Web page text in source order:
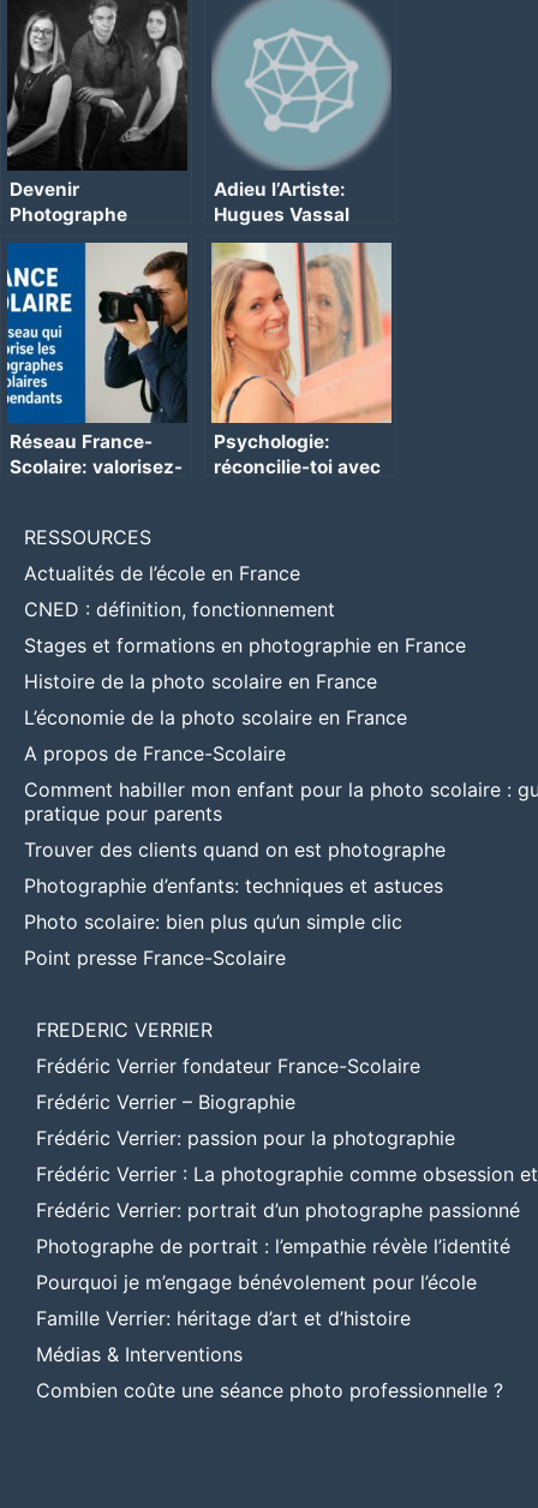
Devenir
Photographe
Adieu l’Artiste:
Hugues Vassal
Réseau France-
Scolaire: valorisez-
Psychologie:
réconcilie-toi avec
RESSOURCES
Actualités de l’école en France
CNED : définition, fonctionnement
Stages et formations en photographie en France
Histoire de la photo scolaire en France
L’économie de la photo scolaire en France
A propos de France-Scolaire
Comment habiller mon enfant pour la photo scolaire :
pratique pour parents
Trouver des clients quand on est photographe
Photographie d’enfants: techniques et astuces
Photo scolaire: bien plus qu’un simple clic
Point presse France-Scolaire
FREDERIC VERRIER
Frédéric Verrier fondateur France-Scolaire
Frédéric Verrier – Biographie
Frédéric Verrier: passion pour la photographie
Frédéric Verrier : La photographie comme obsession
Frédéric Verrier: portrait d’un photographe passionné
Photographe de portrait : l’empathie révèle l’identité
Pourquoi je m’engage bénévolement pour l’école
Famille Verrier: héritage d’art et d’histoire
Médias & Interventions
Combien coûte une séance photo professionnelle ?